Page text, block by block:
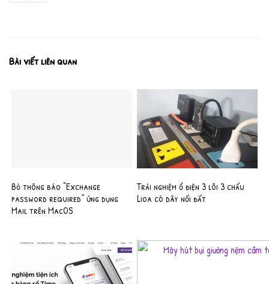
Bài viết liên quan
Bỏ thông báo “Exchange
password required” ứng dụng
Mail trên MacOS
Trải nghiệm ổ điện 3 lõi 3 chấu
Lioa có dây nối đất